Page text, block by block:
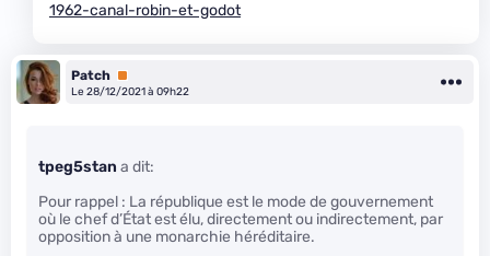
1962-canal-robin-et-godot
Patch Premium
Le 28/12/2021 à 09h22
tpeg5stan a dit:
Pour rappel : La république est le mode de gouvernement
où le chef d’État est élu, directement ou indirectement, par
opposition à une monarchie héréditaire.